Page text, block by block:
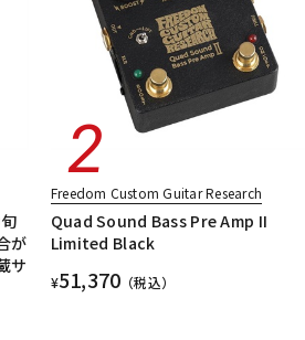
が
サ
Freedom Custom Guitar Research
Quad Sound Bass Pre Amp II
Limited Black
¥51,370 （税込）